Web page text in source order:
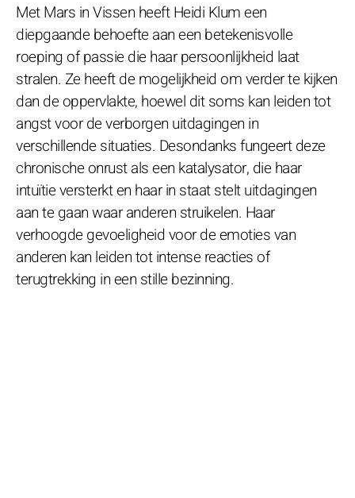
Met Mars in Vissen heeft Heidi Klum een
diepgaande behoefte aan een betekenisvolle
roeping of passie die haar persoonlijkheid laat
stralen. Ze heeft de mogelijkheid om verder te kijken
dan de oppervlakte, hoewel dit soms kan leiden tot
angst voor de verborgen uitdagingen in
verschillende situaties. Desondanks fungeert deze
chronische onrust als een katalysator, die haar
intuïtie versterkt en haar in staat stelt uitdagingen
aan te gaan waar anderen struikelen. Haar
verhoogde gevoeligheid voor de emoties van
anderen kan leiden tot intense reacties of
terugtrekking in een stille bezinning.